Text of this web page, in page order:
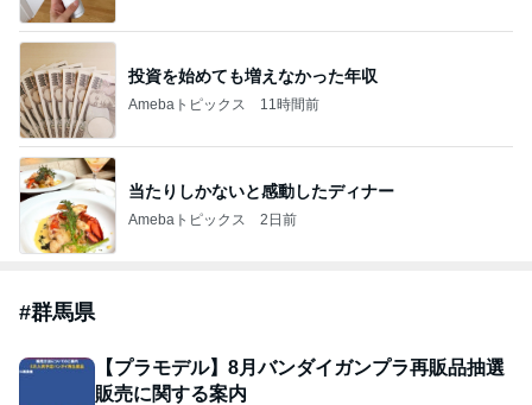
投資を始めても増えなかった年収
Amebaトピックス 11時間前
当たりしかないと感動したディナー
Amebaトピックス 2日前
#群馬県
【プラモデル】8月バンダイガンプラ再販品抽選
販売に関する案内